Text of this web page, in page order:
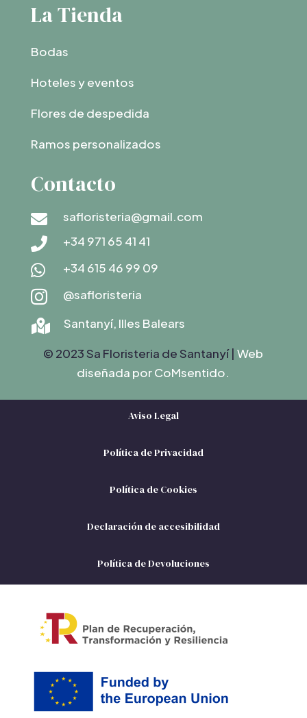
La Tienda
Bodas
Hoteles y eventos
Flores de despedida
Ramos personalizados
Contacto
 safloristeria@gmail.com
 +34 971 65 41 41
 +34 615 46 99 09
 @safloristeria

Santanyí, Illes Balears
© 2023 Sa Floristeria de Santanyí |Web
diseñada por CoMsentido.
Aviso Legal
Política de Privacidad
Política de Cookies
Declaración de accesibilidad
Política de Devoluciones